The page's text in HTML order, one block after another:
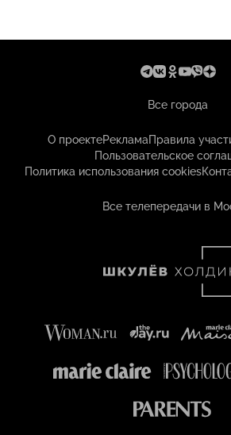
Все города
О проектеРекламаПравила
Пользовательское
Политика использования cookies
Все телепередачи в